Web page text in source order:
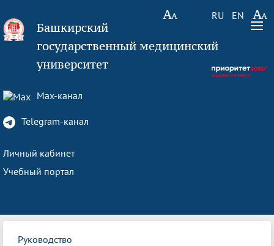
RU EN
Башкирский
государственный медицинский
университет
Max-канал
Telegram-канал
Личный кабинет
Учебный портал
Руководство